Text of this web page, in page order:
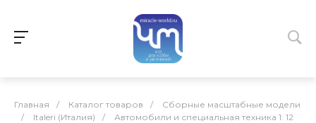
Главная / Каталог товаров /
Сборные масштабные модели
/
Italeri (Италия) /
Автомобили и специальная техника 1: 12